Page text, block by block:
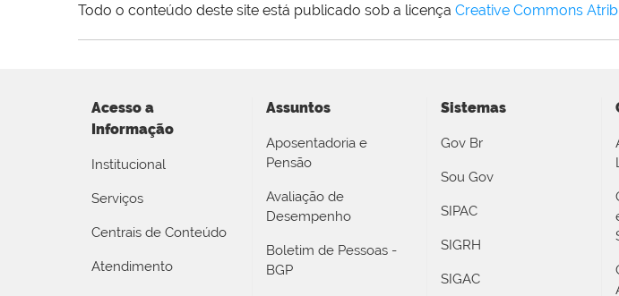
Todo o conteúdo deste site está publicado sob a licença Creative Commons
Acesso a
Informação
Institucional
Serviços
Centrais de Conteúdo
Atendimento
Assuntos
Aposentadoria e
Pensão
Avaliação de
Desempenho
Boletim de Pessoas -
BGP
Sistemas
Gov Br
Sou Gov
SIPAC
SIGRH
SIGAC